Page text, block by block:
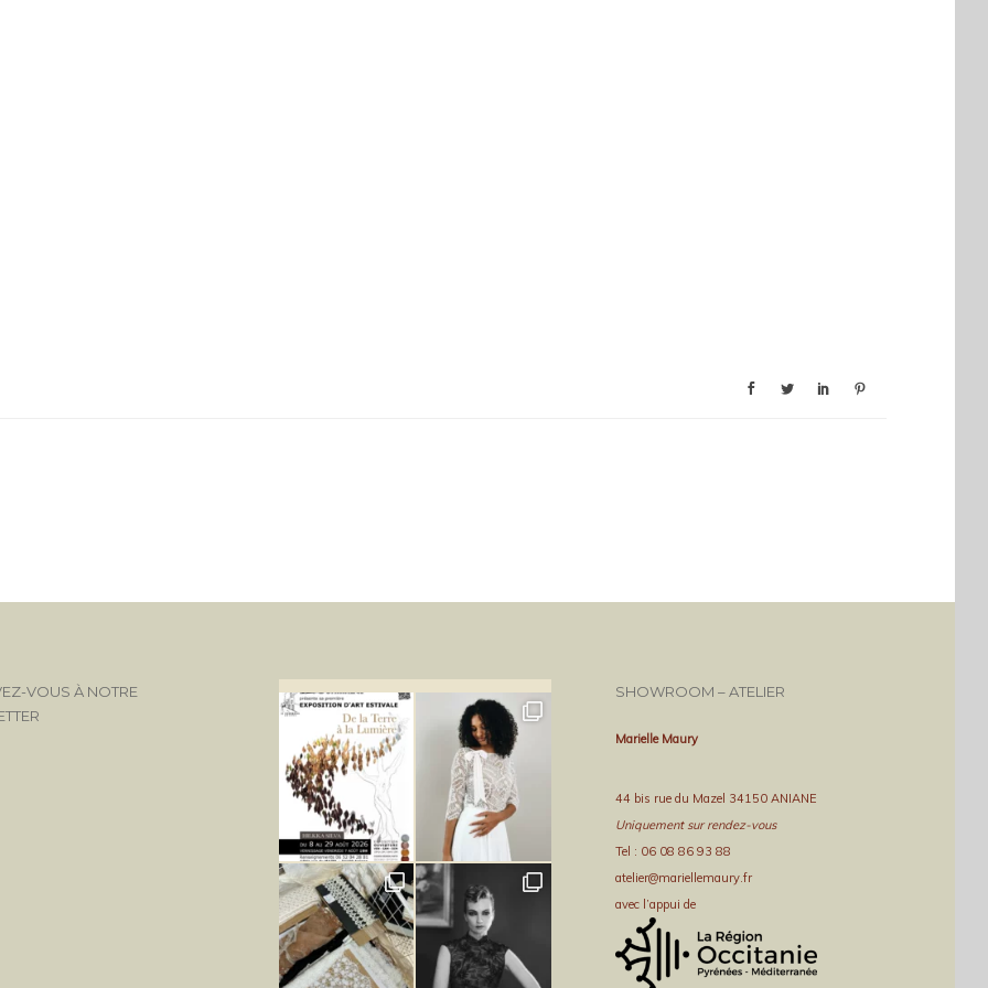
VOUS À NOTRE
SHOWROOM – ATELIER
Marielle Maury
44 bis rue du Mazel 34150 ANIANE
Uniquement sur rendez-vous
Tel : 06 08 86 93 88
atelier@mariellemaury.fr
avec l’appui de